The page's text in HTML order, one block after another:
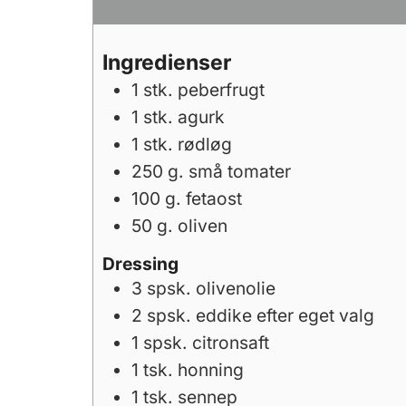
Ingredienser
1 stk. peberfrugt
1 stk. agurk
1 stk. rødløg
250 g. små tomater
100 g. fetaost
50 g. oliven
Dressing
3 spsk. olivenolie
2 spsk. eddike efter eget valg
1 spsk. citronsaft
1 tsk. honning
1 tsk. sennep